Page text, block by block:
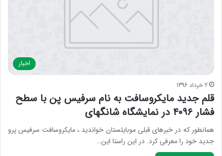
اخبار
2 خرداد 1396
قلم جدید مایکروسافت به نام سرفیس پن با سطح
فشار ۴۰۹۶ در نمایشگاه شانگهای
همانطور که در خبرهای قبلی موبایلستان خواندید ، مایکروسافت سرفیس پرو
جدید خود را معرفی کرد. در این راستا این…